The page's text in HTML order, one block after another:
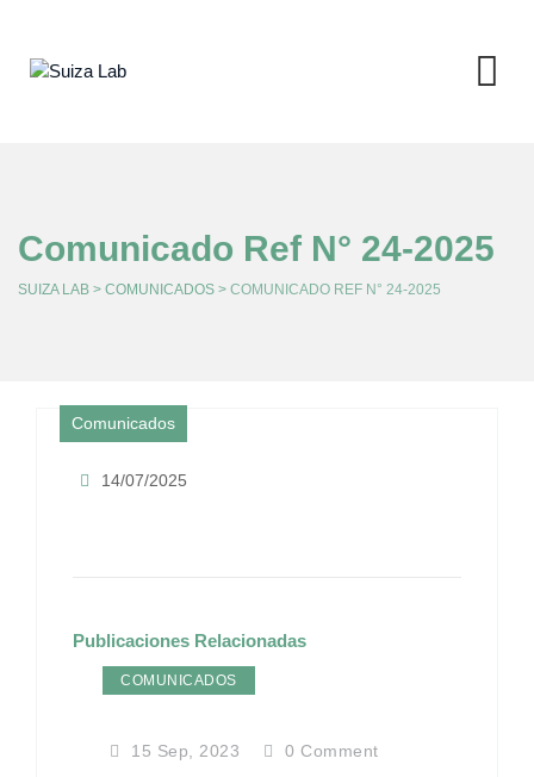
content
Comunicado Ref N° 24-2025
SUIZA LAB > COMUNICADOS > COMUNICADO REF N° 24-2025
Comunicados
14/07/2025
Publicaciones Relacionadas
COMUNICADOS
15 Sep, 2023 0 Comment